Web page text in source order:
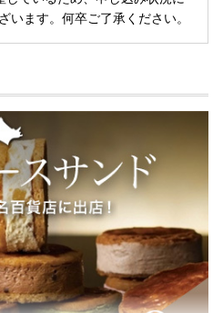
います。何卒ご了承ください。